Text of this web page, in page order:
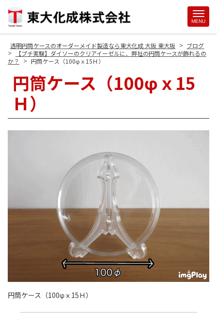
MENU
透明円筒ケースのオーダーメイド製造なら東大化成 大阪 東大阪 > ブログ
>
【プチ実験】ダイソーのクリアイーゼルに、弊社の円筒ケースが飾れるの
か？
> 円筒ケース（100φｘ15Ｈ）
円筒ケース（100φｘ15
Ｈ）
円筒ケース（100φｘ15Ｈ）
Site
Footer